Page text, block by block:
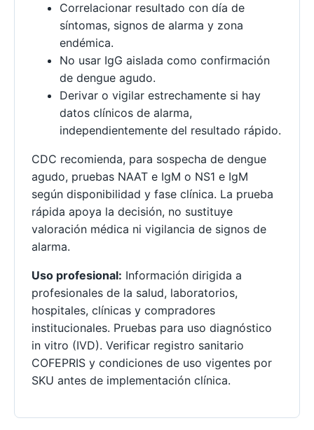
Correlacionar resultado con día de
síntomas, signos de alarma y zona
endémica.
No usar IgG aislada como confirmación
de dengue agudo.
Derivar o vigilar estrechamente si hay
datos clínicos de alarma,
independientemente del resultado rápido.
CDC recomienda, para sospecha de dengue
agudo, pruebas NAAT e IgM o NS1 e IgM
según disponibilidad y fase clínica. La prueba
rápida apoya la decisión, no sustituye
valoración médica ni vigilancia de signos de
alarma.
Uso profesional: Información dirigida a
profesionales de la salud, laboratorios,
hospitales, clínicas y compradores
institucionales. Pruebas para uso diagnóstico
in vitro (IVD). Verificar registro sanitario
COFEPRIS y condiciones de uso vigentes por
SKU antes de implementación clínica.